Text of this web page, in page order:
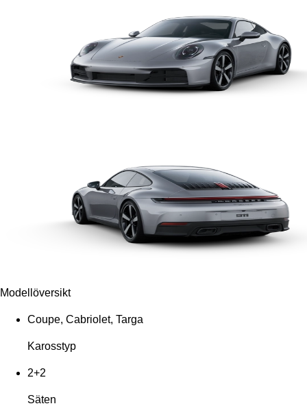
Modellöversikt
Coupe, Cabriolet, Targa
Karosstyp
2+2
Säten